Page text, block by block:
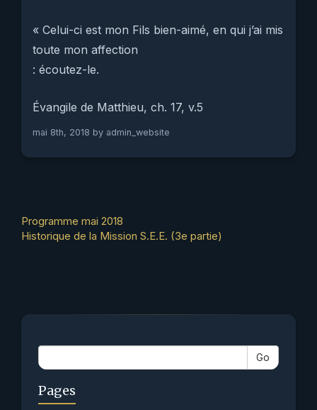
« Celui-ci est mon Fils bien-aimé, en qui j’ai mis
toute mon affection
: écoutez-le.
Évangile de Matthieu, ch. 17, v.5
mai 8th, 2018 by admin_website
Other
Articles
Programme mai 2018
Historique de la Mission S.E.E. (3e partie)
Go
Pages